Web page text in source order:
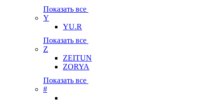
Показать все
Y
YU.R
Показать все
Z
ZEITUN
ZORYA
Показать все
#